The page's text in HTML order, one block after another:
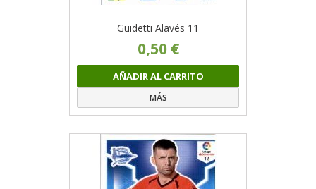
Guidetti Alavés 11
0,50 €
AÑADIR AL CARRITO
MÁS